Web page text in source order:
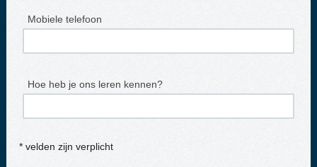
Mobiele telefoon
Hoe heb je ons leren kennen?
* velden zijn verplicht